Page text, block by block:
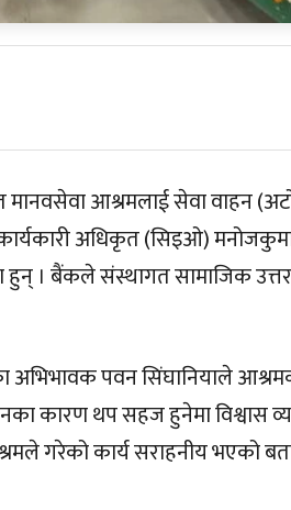
आश्रमलाई सेवा वाहन
अधिकृत (सिइओ)
। बैंकले संस्थागत सामाजिक
पवन सिंघानियाले
कारण थप सहज हुनेमा विश्वास
गरेको कार्य सराहनीय भएको